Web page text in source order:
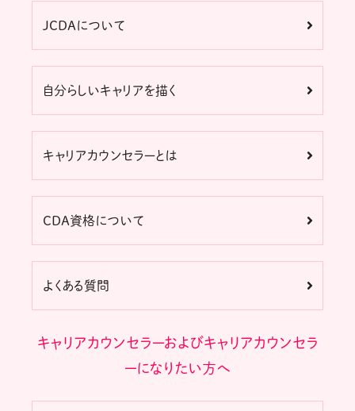
JCDAについて
自分らしいキャリアを描く
キャリアカウンセラーとは
CDA資格について
よくある質問
キャリアカウンセラーおよびキャリアカウンセラ
ーになりたい方へ